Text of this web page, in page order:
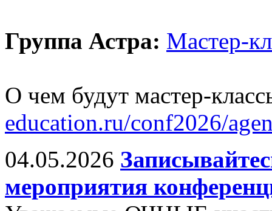
Группа Астра: Мастер-
О чем будут мастер-
education.ru/conf2026/
04.05.2026
мероприятия